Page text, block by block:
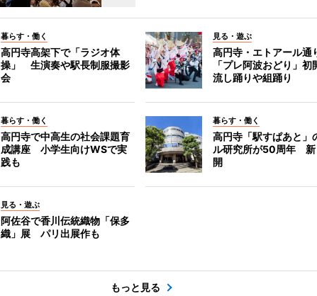
暮らす・働く
高円寺高架下で「ラジオ体
操」 生演奏や駅長制服撮影
会
見る・遊ぶ
高円寺・エトアール通
「プレ阿波おどり」
流し踊りや組踊り
暮らす・働く
高円寺で中高生の社会課題育
成講座 小学生向けWSで実
践も
暮らす・働く
高円寺「駅すぱあと」
ル研究所が50周年 新
開
見る・遊ぶ
阿佐谷で香川伝統織物「保多
織」展 パリ出展作も
もっと見る